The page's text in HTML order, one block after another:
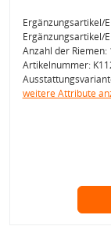
Ergänzungsartikel/
Ergänzungsartikel/
Anzahl der Riemen:
Artikelnummer:
weitere Attribute